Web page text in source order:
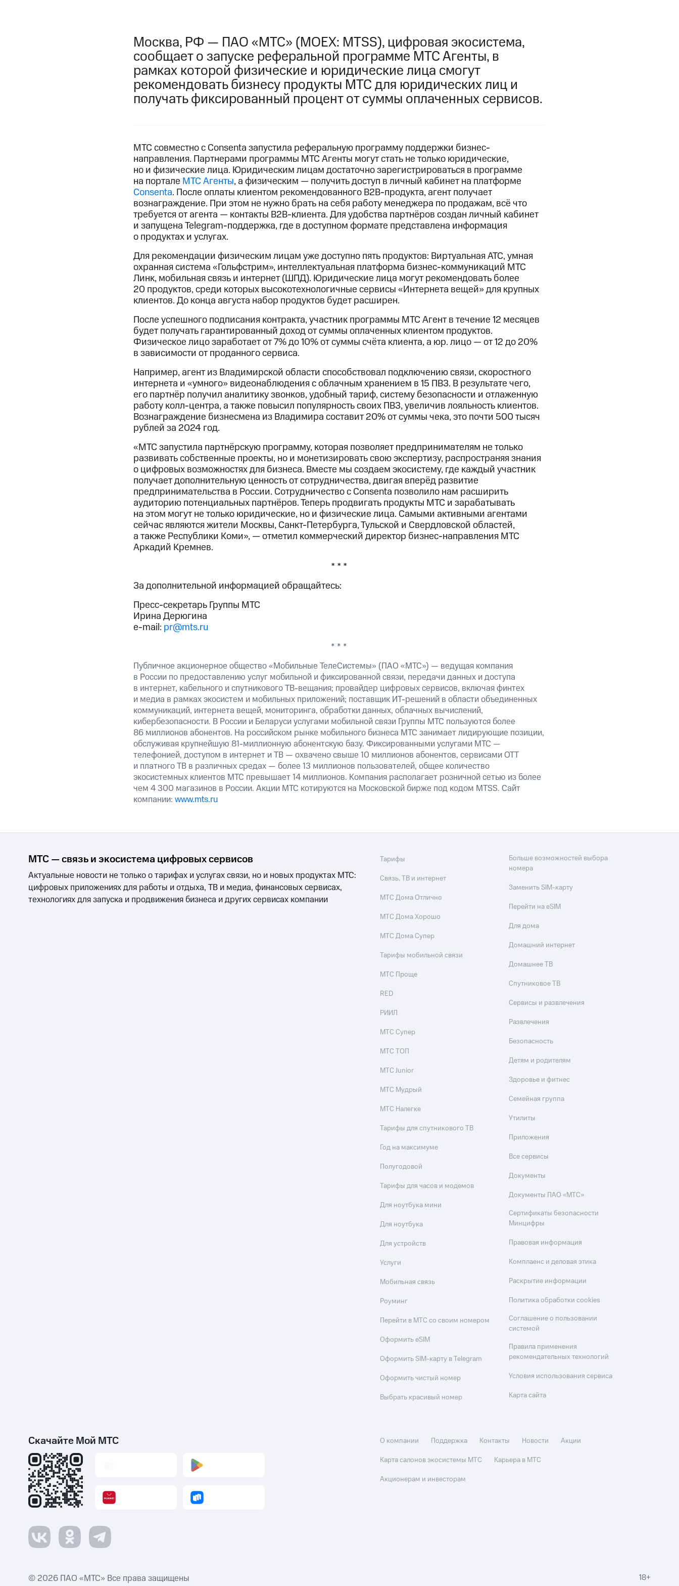
Москва, РФ — ПАО «МТС» (MOEX: MTSS), цифровая экосистема,
сообщает о запуске реферальной программе МТС Агенты, в
рамках которой физические и юридические лица смогут
рекомендовать бизнесу продукты МТС для юридических лиц и
получать фиксированный процент от суммы оплаченных сервисов.
МТС совместно с Consenta запустила реферальную программу поддержки бизнес-
направления. Партнерами программы МТС Агенты могут стать не только юридические,
но и физические лица. Юридическим лицам достаточно зарегистрироваться в программе
на портале МТС Агенты, а физическим — получить доступ в личный кабинет на платформе
Consenta. После оплаты клиентом рекомендованного B2B-продукта, агент получает
вознаграждение. При этом не нужно брать на себя работу менеджера по продажам, всё что
требуется от агента — контакты B2B-клиента. Для удобства партнёров создан личный кабинет
и запущена Telegram-поддержка, где в доступном формате представлена информация
о продуктах и услугах.
Для рекомендации физическим лицам уже доступно пять продуктов: Виртуальная АТС, умная
охранная система «Гольфстрим», интеллектуальная платформа бизнес-коммуникаций МТС
Линк, мобильная связь и интернет (ШПД). Юридические лица могут рекомендовать более
20 продуктов, среди которых высокотехнологичные сервисы «Интернета вещей» для крупных
клиентов. До конца августа набор продуктов будет расширен.
После успешного подписания контракта, участник программы МТС Агент в течение 12 месяцев
будет получать гарантированный доход от суммы оплаченных клиентом продуктов.
Физическое лицо заработает от 7% до 10% от суммы счёта клиента, а юр. лицо — от 12 до 20%
в зависимости от проданного сервиса.
Например, агент из Владимирской области способствовал подключению связи, скоростного
интернета и «умного» видеонаблюдения с облачным хранением в 15 ПВЗ. В результате чего,
его партнёр получил аналитику звонков, удобный тариф, систему безопасности и отлаженную
работу колл-центра, а также повысил популярность своих ПВЗ, увеличив лояльность клиентов.
Вознаграждение бизнесмена из Владимира составит 20% от суммы чека, это почти 500 тысяч
рублей за 2024 год.
«МТС запустила партнёрскую программу, которая позволяет предпринимателям не только
развивать собственные проекты, но и монетизировать свою экспертизу, распространяя знания
о цифровых возможностях для бизнеса. Вместе мы создаем экосистему, где каждый участник
получает дополнительную ценность от сотрудничества, двигая вперёд развитие
предпринимательства в России. Сотрудничество с Consenta позволило нам расширить
аудиторию потенциальных партнёров. Теперь продвигать продукты МТС и зарабатывать
на этом могут не только юридические, но и физические лица. Самыми активными агентами
сейчас являются жители Москвы, Санкт-Петербурга, Тульской и Свердловской областей,
а также Республики Коми», — отметил коммерческий директор бизнес-направления МТС
Аркадий Кремнев.
* * *
За дополнительной информацией обращайтесь:
Пресс-секретарь Группы МТС
Ирина Дерюгина
e-mail: pr@mts.ru
* * *
Публичное акционерное общество «Мобильные ТелеСистемы» (ПАО «МТС») — ведущая компания
в России по предоставлению услуг мобильной и фиксированной связи, передачи данных и доступа
в интернет, кабельного и спутникового ТВ-вещания; провайдер цифровых сервисов, включая финтех
и медиа в рамках экосистем и мобильных приложений; поставщик ИТ-решений в области объединенных
коммуникаций, интернета вещей, мониторинга, обработки данных, облачных вычислений,
кибербезопасности. В России и Беларуси услугами мобильной связи Группы МТС пользуются более
86 миллионов абонентов. На российском рынке мобильного бизнеса МТС занимает лидирующие позиции,
обслуживая крупнейшую 81-миллионную абонентскую базу. Фиксированными услугами МТС —
телефонией, доступом в интернет и ТВ — охвачено свыше 10 миллионов абонентов, сервисами OTT
и платного ТВ в различных средах — более 13 миллионов пользователей, общее количество
экосистемных клиентов МТС превышает 14 миллионов. Компания располагает розничной сетью из более
чем 4 300 магазинов в России. Акции МТС котируются на Московской бирже под кодом MTSS. Сайт
компании: www.mts.ru
МТС — связь и экосистема цифровых сервисов
Актуальные новости не только о тарифах и услугах связи, но и новых продуктах МТС:
цифровых приложениях для работы и отдыха, ТВ и медиа, финансовых сервисах,
технологиях для запуска и продвижения бизнеса и других сервисах компании
Тарифы
Связь, ТВ и интернет
МТС Дома Отлично
МТС Дома Хорошо
МТС Дома Супер
Тарифы мобильной связи
МТС Проще
RED
РИИЛ
МТС Супер
МТС ТОП
МТС Junior
МТС Мудрый
МТС Налегке
Тарифы для спутникового ТВ
Год на максимуме
Полугодовой
Тарифы для часов и модемов
Для ноутбука мини
Для ноутбука
Для устройств
Услуги
Мобильная связь
Роуминг
Перейти в МТС со своим номером
Оформить eSIM
Оформить SIM-карту в Telegram
Оформить чистый номер
Выбрать красивый номер
Больше возможностей выбора
номера
Заменить SIM-карту
Перейти на eSIM
Для дома
Домашний интернет
Домашнее ТВ
Спутниковое ТВ
Сервисы и развлечения
Развлечения
Безопасность
Детям и родителям
Здоровье и фитнес
Семейная группа
Утилиты
Приложения
Все сервисы
Документы
Документы ПАО «МТС»
Сертификаты безопасности
Минцифры
Правовая информация
Комплаенс и деловая этика
Раскрытие информации
Политика обработки cookies
Соглашение о пользовании
системой
Правила применения
рекомендательных технологий
Условия использования сервиса
Карта сайта
Скачайте Мой МТС О компании Поддержка Контакты Новости
Акции
Карта салонов экосистемы МТС
Карьера в МТС
Акционерам и инвесторам
© 2026 ПАО «МТС» Все права защищены 18+